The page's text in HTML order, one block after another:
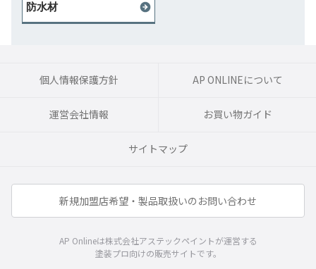
防水材
個人情報保護方針 AP ONLINEについて
運営会社情報 お買い物ガイド
サイトマップ
新規加盟店希望・製品取扱いのお問い合わせ
AP Onlineは株式会社アステックペイントが運営する
塗装プロ向けの販売サイトです。